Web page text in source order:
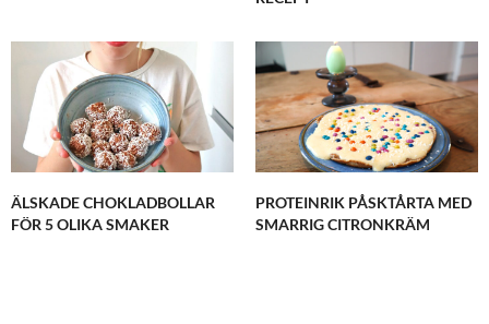
ÄLSKADE CHOKLADBOLLAR
FÖR 5 OLIKA SMAKER
PROTEINRIK PÅSKTÅRTA MED
SMARRIG CITRONKRÄM